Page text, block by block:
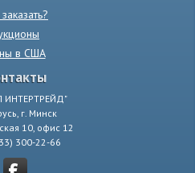
в США
ИНТЕРТРЕЙД"
г. Минск
10, офис 12
300-22-66